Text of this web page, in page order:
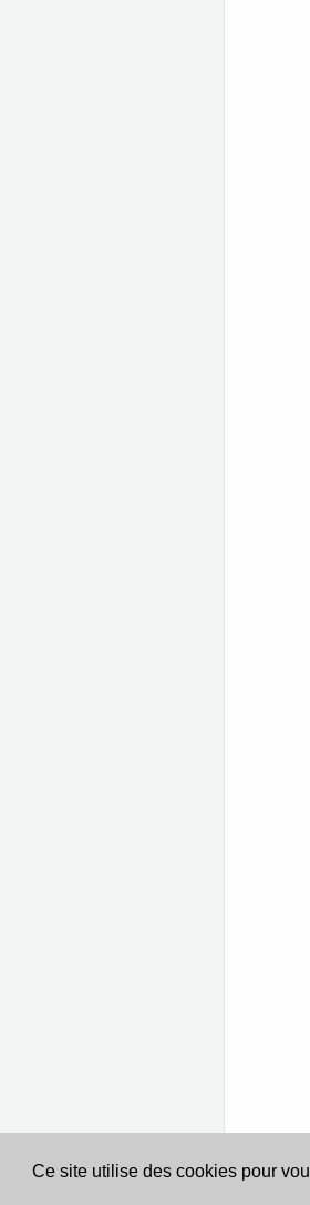
Ce site utilise des cookies pour